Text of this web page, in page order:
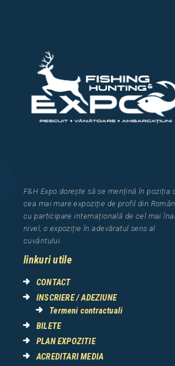
F&H Expo dorește să se mențină în poziția
cea mai mare expoziție de profil din Româ
cu participare internațională de cel maiî
nivel, o expoziție în adevăratul sens al
cuvântului.
linkuri utile
CONTACT
INSCRIERE / ADEZIUNE
Termeni contractuali
BILETE
PLAN EXPOZITIE
ACREDITARI MEDIA